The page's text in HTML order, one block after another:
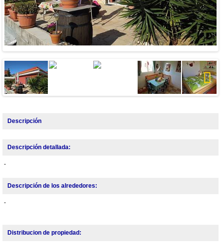
Next
Descripción
Descripción detallada:
-
Descripción de los alrededores:
-
Distribucion de propiedad: